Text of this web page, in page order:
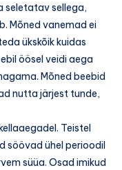
seletatav sellega,
Mõned vanemad ei
ükskõik kuidas
öösel veidi aega
Mõned beebid
nutta järjest tunde,
Teistel
söövad ühel perioodil
süüa. Osad imikud